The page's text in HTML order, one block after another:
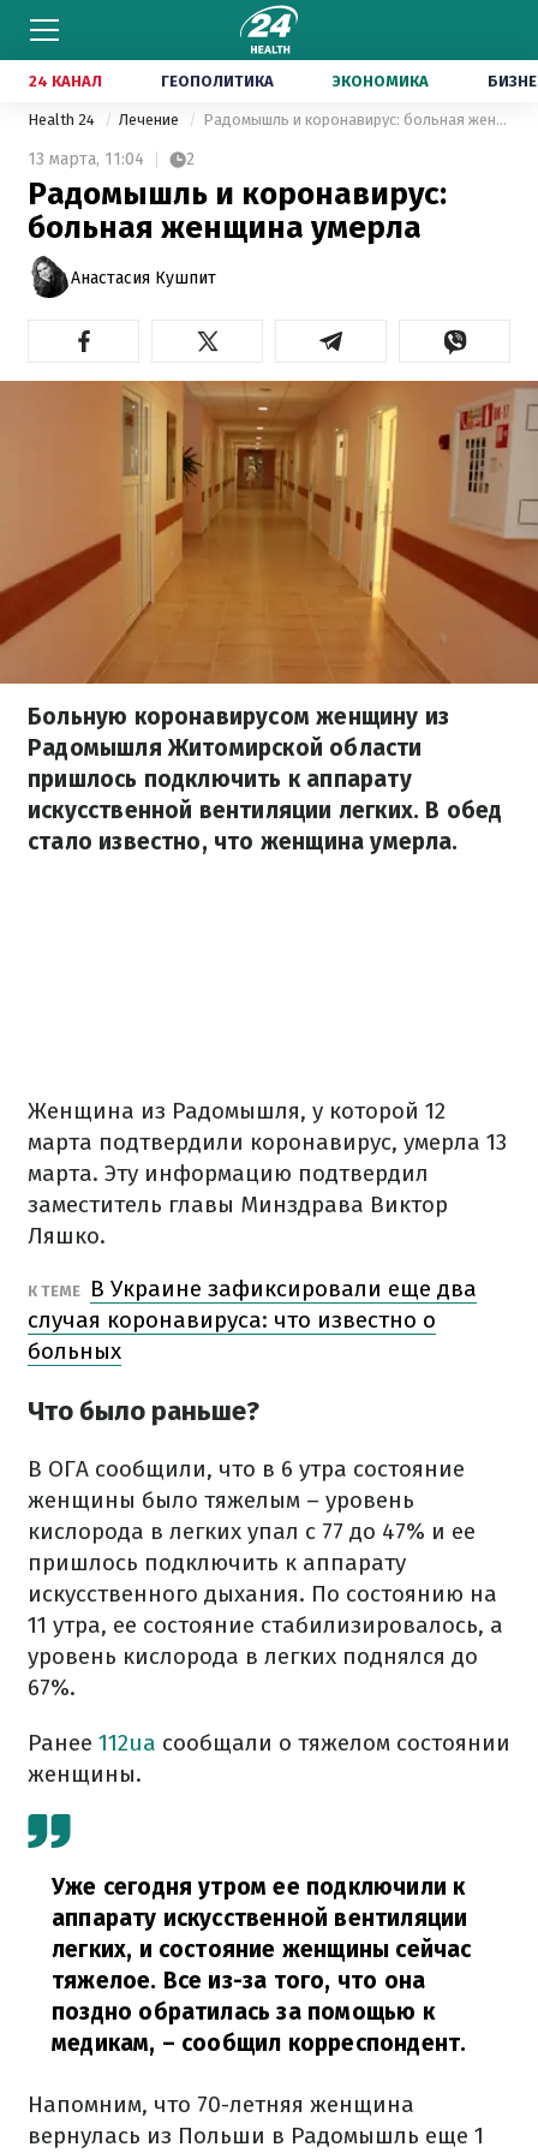
24 КАНАЛ ГЕОПОЛИТИКА ЭКОНОМИКА
Health 24 Лечение Радомышль и коронавирус: больная женщина умерла
13 марта, 11:04 2
Радомышль и коронавирус:
больная женщина умерла
Анастасия Кушпит
Больную коронавирусом женщину из
Радомышля Житомирской области
пришлось подключить к аппарату
искусственной вентиляции легких. В обед
стало известно, что женщина умерла.
Женщина из Радомышля, у которой 12
марта подтвердили коронавирус, умерла 13
марта. Эту информацию подтвердил
заместитель главы Минздрава Виктор
Ляшко.
К ТЕМЕ
В Украине зафиксировали еще два
случая коронавируса: что известно о
больных
Что было раньше?
В ОГА сообщили, что в 6 утра состояние
женщины было тяжелым – уровень
кислорода в легких упал с 77 до 47% и ее
пришлось подключить к аппарату
искусственного дыхания. По состоянию на
11 утра, ее состояние стабилизировалось, а
уровень кислорода в легких поднялся до
67%.
Ранее 112ua сообщали о тяжелом состоянии
женщины.
Уже сегодня утром ее подключили к
аппарату искусственной вентиляции
легких, и состояние женщины сейчас
тяжелое. Все из-за того, что она
поздно обратилась за помощью к
медикам, – сообщил корреспондент.
Напомним, что 70-летняя женщина
вернулась из Польши в Радомышль еще 1